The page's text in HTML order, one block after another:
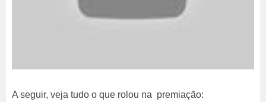
A seguir, veja tudo o que rolou na premiação: